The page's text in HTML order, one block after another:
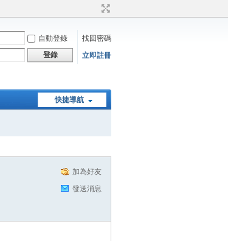
自動登錄
找回密碼
登錄 立即註冊
快捷導航
加為好友
發送消息